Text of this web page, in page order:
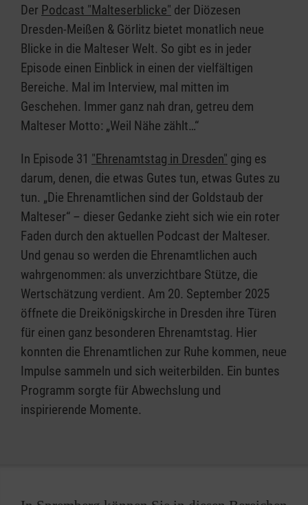
Der Podcast "Malteserblicke" der Diözesen
Dresden-Meißen & Görlitz bietet monatlich neue
Blicke in die Malteser Welt. So gibt es in jeder
Episode einen Einblick in einen der vielfältigen
Bereiche. Mal im Interview, mal mitten im
Geschehen. Immer ganz nah dran, getreu dem
Malteser Motto: „Weil Nähe zählt…“
In Episode 31 "Ehrenamtstag in Dresden" ging es
darum, denen, die etwas Gutes tun, etwas Gutes zu
tun. „Die Ehrenamtlichen sind der Goldstaub der
Malteser“ – dieser Gedanke zieht sich wie ein roter
Faden durch den aktuellen Podcast der Malteser.
Und genau so werden die Ehrenamtlichen auch
wahrgenommen: als unverzichtbare Stütze, die
Wertschätzung verdient. Am 20. September 2025
öffnete die Dreikönigskirche in Dresden ihre Türen
für einen ganz besonderen Ehrenamtstag. Hier
konnten die Ehrenamtlichen zur Ruhe kommen, neue
Impulse sammeln und sich weiterbilden. Ein buntes
Programm sorgte für Abwechslung und
inspirierende Momente.